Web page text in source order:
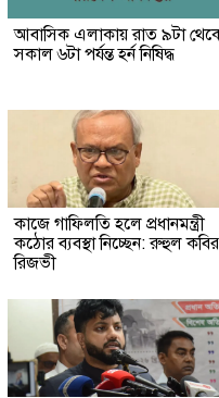
আবাসিক এলাকায় রাত ৯টা
সকাল ৬টা পর্যন্ত হর্ন নিষিদ্ধ
কাজে গাফিলতি হলে প্রধানমন্ত্রী
কঠোর ব্যবস্থা নিচ্ছেন: রুহুল কবির
রিজভী